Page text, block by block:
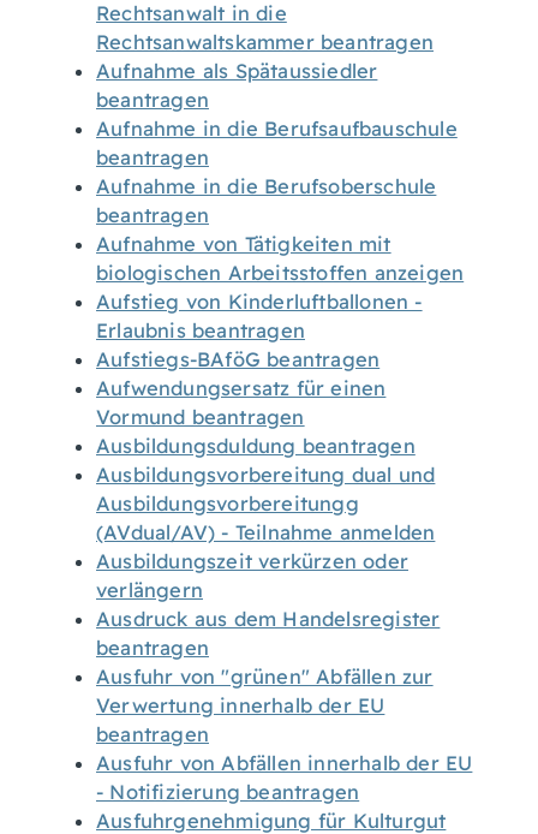
Rechtsanwalt in die
Rechtsanwaltskammer beantragen
Aufnahme als Spätaussiedler
beantragen
Aufnahme in die Berufsaufbauschule
beantragen
Aufnahme in die Berufsoberschule
beantragen
Aufnahme von Tätigkeiten mit
biologischen Arbeitsstoffen anzeigen
Aufstieg von Kinderluftballonen -
Erlaubnis beantragen
Aufstiegs-BAföG beantragen
Aufwendungsersatz für einen
Vormund beantragen
Ausbildungsduldung beantragen
Ausbildungsvorbereitung dual und
Ausbildungsvorbereitungg
(AVdual/AV) - Teilnahme anmelden
Ausbildungszeit verkürzen oder
verlängern
Ausdruck aus dem Handelsregister
beantragen
Ausfuhr von "grünen" Abfällen zur
Verwertung innerhalb der EU
beantragen
Ausfuhr von Abfällen innerhalb der EU
- Notifizierung beantragen
Ausfuhrgenehmigung für Kulturgut